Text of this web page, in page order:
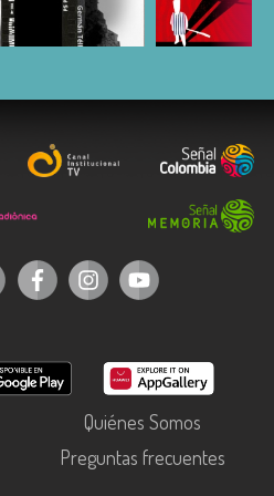
ESCUCHAR
Quiénes Somos
Preguntas frecuentes